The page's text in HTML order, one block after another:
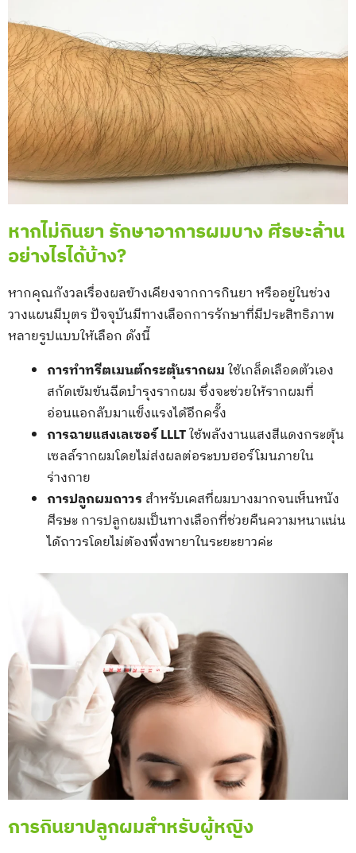
หากไม่กินยา รักษาอาการผมบาง ศีรษะล้าน
อย่างไรได้บ้าง?
หากคุณกังวลเรื่องผลข้างเคียงจากการกินยา หรืออยู่ในช่วง
วางแผนมีบุตร ปัจจุบันมีทางเลือกการรักษาที่มีประสิทธิภาพ
หลายรูปแบบให้เลือก ดังนี้
การทำทรีตเมนต์กระตุ้นรากผมใช้เกล็ดเลือดตัวเอง
สกัดเข้มข้นฉีดบำรุงรากผม ซึ่งจะช่วยให้รากผมที่
อ่อนแอกลับมาแข็งแรงได้อีกครั้ง
การฉายแสงเลเซอร์ LLLTใช้พลังงานแสงสีแดงกระตุ้น
เซลล์รากผมโดยไม่ส่งผลต่อระบบฮอร์โมนภายใน
ร่างกาย
การปลูกผมถาวร สำหรับเคสที่ผมบางมากจนเห็นหนัง
ศีรษะ การปลูกผมเป็นทางเลือกที่ช่วยคืนความหนาแน่น
ได้ถาวรโดยไม่ต้องพึ่งพายาในระยะยาวค่ะ
การกินยาปลูกผมสำหรับผู้หญิง